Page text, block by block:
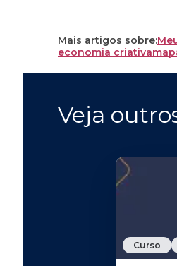
Mais artigos sobre:
economia criativa
Veja
Curso